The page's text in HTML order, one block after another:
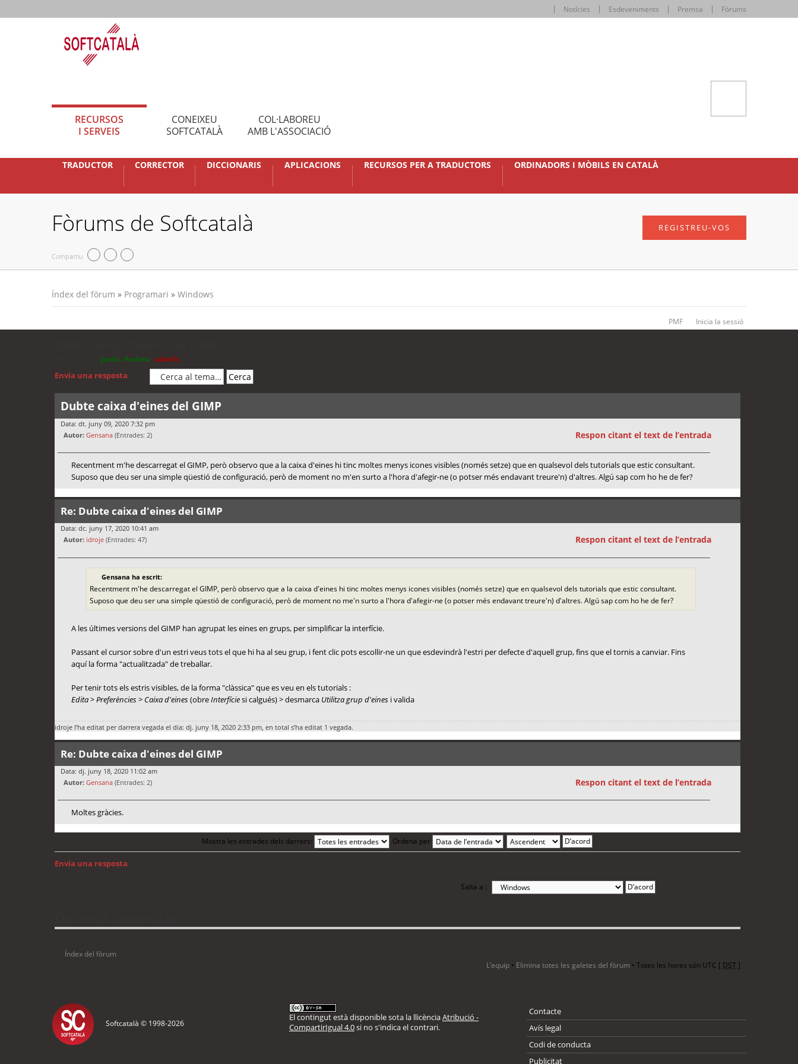
Notícies Esdeveniments Premsa Fòrums
RECURSOS
I SERVEIS
CONEIXEU
SOFTCATALÀ
COL·LABOREU
AMB L'ASSOCIACIÓ
TRADUCTOR CORRECTOR DICCIONARIS APLICACIONS RECURSOS PER A TRADUCTORS ORDINADORS I MÒBILS EN CATALÀ
Fòrums de Softcatalà
Compartiu
REGISTREU-VOS
Índex del fòrum » Programari » Windows
PMF Inicia la sessió
jordis Andreu cubells
Envia una resposta
Dubte caixa d'eines del GIMP
Data: dt. juny 09, 2020 7:32 pm
Autor: Gensana (Entrades: 2) Respon citant el text de l’entrada
Recentment m'he descarregat el GIMP, però observo que a la caixa d'eines hi tinc moltes menys icones visibles (només setze) que en qualsevol dels tutorials que estic consultant.
Suposo que deu ser una simple qüestió de configuració, però de moment no m'en surto a l'hora d'afegir-ne (o potser més endavant treure'n) d'altres. Algú sap com ho he de fer?
Re: Dubte caixa d'eines del GIMP
Data: dc. juny 17, 2020 10:41 am
Autor: idroje (Entrades: 47) Respon citant el text de l’entrada
Gensana ha escrit:
Recentment m'he descarregat el GIMP, però observo que a la caixa d'eines hi tinc moltes menys icones visibles (només setze) que en qualsevol dels tutorials que estic consultant.
Suposo que deu ser una simple qüestió de configuració, però de moment no me'n surto a l'hora d'afegir-ne (o potser més endavant treure'n) d'altres. Algú sap com ho he de fer?
A les últimes versions del GIMP han agrupat les eines en grups, per simplificar la interfície.
Passant el cursor sobre d'un estri veus tots el que hi ha al seu grup, i fent clic pots escollir-ne un que esdevindrà l'estri per defecte d'aquell grup, fins que el tornis a canviar. Fins
aquí la forma "actualitzada" de treballar.
Per tenir tots els estris visibles, de la forma "clàssica" que es veu en els tutorials :
Edita>Preferències> Caixa d'eines(obreInterfíciesi calgués) > desmarca Utilitza grup d'einesi valida
idroje l’ha editat per darrera vegada el dia: dj. juny 18, 2020 2:33 pm, en total s’ha editat 1 vegada.
Re: Dubte caixa d'eines del GIMP
Data: dj. juny 18, 2020 11:02 am
Autor: Gensana (Entrades: 2) Respon citant el text de l’entrada
Moltes gràcies.
Mostra les entrades dels darrers: Ordena per
Envia una resposta
Salta a :
Índex del fòrum
L’equip • Elimina totes les galetes del fòrum • Totes les hores són UTC [ DST]
Softcatalà © 1998-2026
El contingut està disponible sota la llicènciaAtribució -
CompartirIgual 4.0si no s'indica el contrari.
Contacte
Avís legal
Codi de conducta
Publicitat